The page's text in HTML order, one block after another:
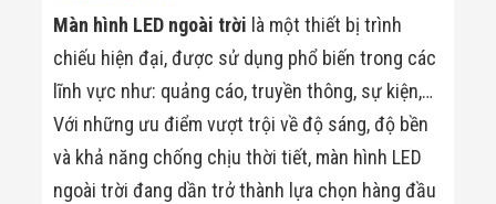
Giày Da, Túi
Xách
Dự Án Triển
Khai
Dự Án Ngành
Thủy Sản
Dự Án Ngành
Thực Phẩm
Dự Án Ngành
Màn hình LED ngoài trời là một thiết bị trình
chiếu hiện đại, được sử dụng phổ biến trong các
lĩnh vực như: quảng cáo, truyền thông, sự kiện,…
Với những ưu điểm vượt trội về độ sáng, độ bền
và khả năng chống chịu thời tiết, màn hình LED
ngoài trời đang dần trở thành lựa chọn hàng đầu